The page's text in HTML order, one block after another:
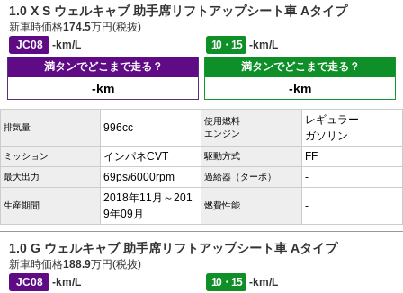
1.0 X S ウェルキャブ 助手席リフトアップシート車 Aタイプ
新車時価格174.5万円(税抜)
JC08
-km/L 10・15
-km/L
満タンでどこまで走る？
-km
満タンでどこまで走る？
-km
排気量 996cc
使用燃料
エンジン
レギュラー
ガソリン
ミッション インパネCVT 駆動方式 FF
最大出力 69ps/6000rpm 過給器（ターボ） -
生産期間
2018年11月～201
9年09月
燃費性能 -
1.0 G ウェルキャブ 助手席リフトアップシート車 Aタイプ
新車時価格188.9万円(税抜)
JC08
-km/L 10・15
-km/L